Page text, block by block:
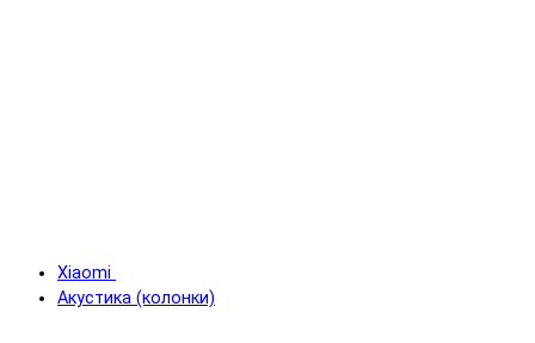
Xiaomi
Акустика (колонки)